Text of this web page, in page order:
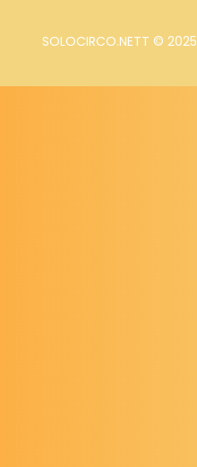
SOLOCIRCO.NETT © 2025